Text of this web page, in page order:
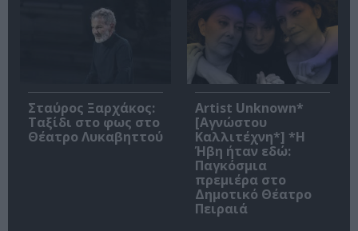
Σταύρος Ξαρχάκος:
Ταξίδι στο φως στο
Θέατρο Λυκαβηττού
Artist Unknown*
[Αγνώστου
Καλλιτέχνη*] *Η
Ήβη ήταν εδώ:
Παγκόσμια
πρεμιέρα στο
Δημοτικό Θέατρο
Πειραιά